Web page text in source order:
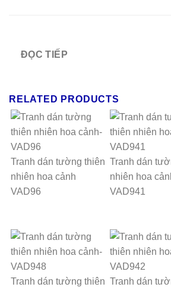
ĐỌC TIẾP
RELATED PRODUCTS
Tranh dán tường thiên
nhiên hoa cảnh
VAD96
Tranh dán
nhiên hoa
VAD941
Tranh dán tường thiên Tranh dán